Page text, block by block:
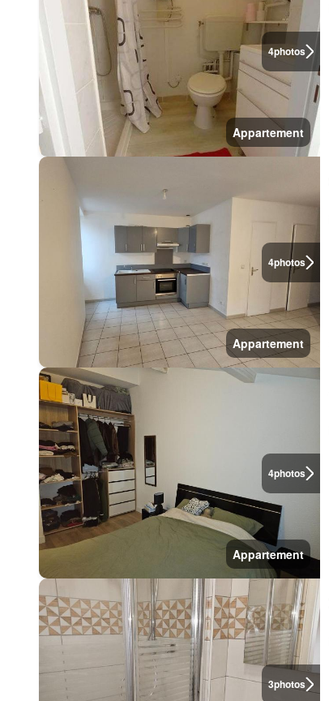
4photos
Appartement
4photos
Appartement
4photos
Appartement
3photos